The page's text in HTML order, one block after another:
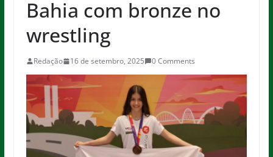
Bahia com bronze no
wrestling
Redação 16 de setembro, 2025 0 Comments